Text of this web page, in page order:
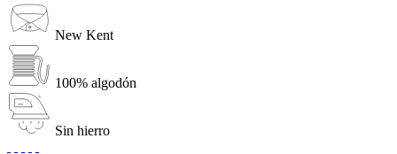
New Kent
100% algodón
Sin hierro